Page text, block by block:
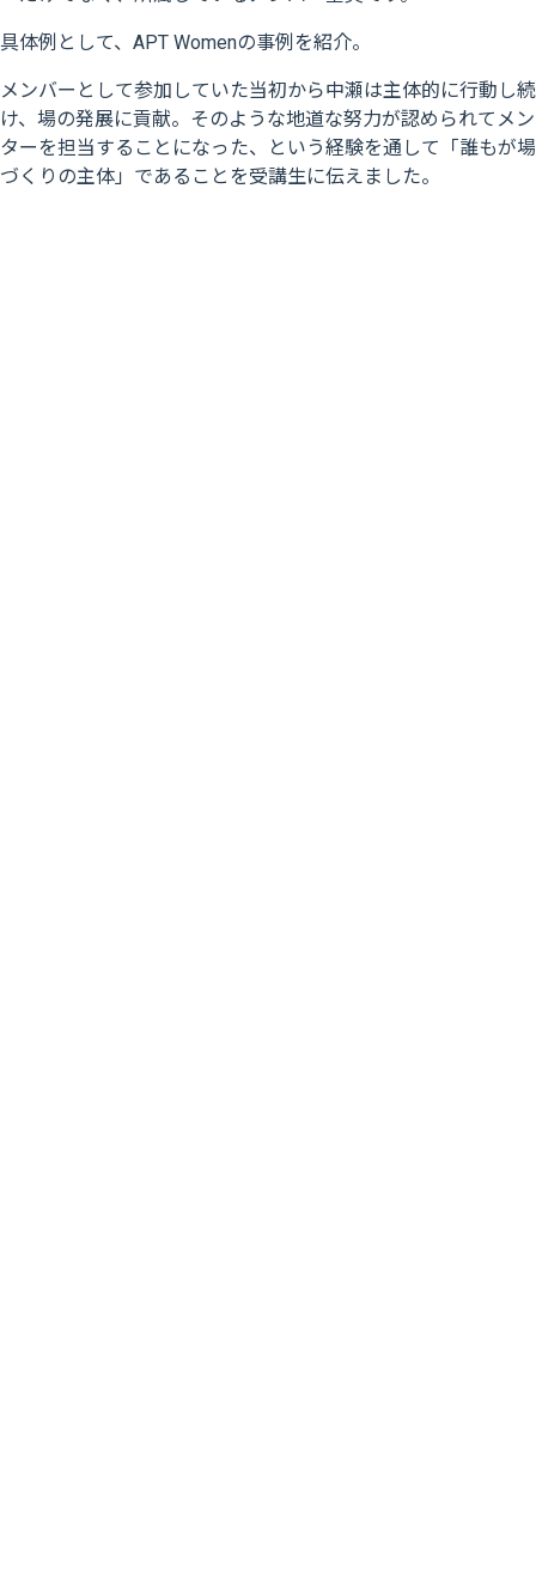
具体例として、 APT Womenの事例を紹介。
メンバーとして参加していた当初から中瀬は主体的に行動し続
け、場の発展に貢献。そのような地道な努力が認められてメン
ターを担当することになった、という経験を通して「誰もが場
づくりの主体」であることを受講生に伝えました。